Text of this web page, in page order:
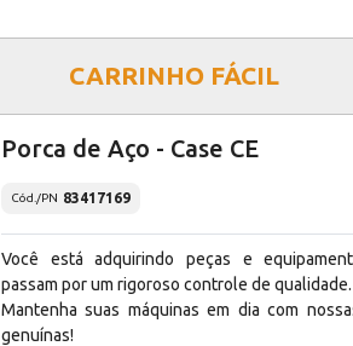
CARRINHO FÁCIL
Porca de Aço - Case CE
Cód./PN 83417169
Você está adquirindo peças e
passam por um rigoroso controle de qualidade.
Mantenha suas máquinas em dia com
genuínas!